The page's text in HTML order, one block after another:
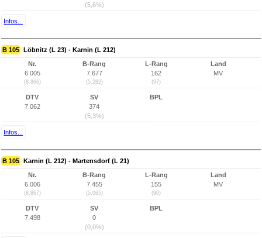
(5,6%)
Infos...
B 105 Löbnitz (L 23) - Karnin (L 212)
Nr.
6.005
(8.866)
B-Rang
7.677
(5.282)
L-Rang
162
(97)
Land
MV
DTV
7.062
SV
374
(5,3%)
BPL
Infos...
B 105 Karnin (L 212) - Martensdorf (L 21)
Nr.
6.006
(8.867)
B-Rang
7.455
(5.065)
L-Rang
155
(90)
Land
MV
DTV
7.498
SV
0
(0,0%)
BPL